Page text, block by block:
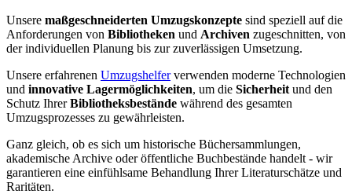
Unsere maßgeschneiderten Umzugskonzepte sind speziell auf die
Anforderungen von Bibliotheken und Archiven zugeschnitten, von
der individuellen Planung bis zur zuverlässigen Umsetzung.
Unsere erfahrenen Umzugshelferverwenden moderne Technologien
und innovative Lagermöglichkeiten, um die Sicherheit und den
Schutz IhrerBibliotheksbestände während des gesamten
Umzugsprozesses zu gewährleisten.
Ganz gleich, ob es sich um historische Büchersammlungen,
akademische Archive oder öffentliche Buchbestände handelt - wir
garantieren eine einfühlsame Behandlung Ihrer Literaturschätze und
Raritäten.